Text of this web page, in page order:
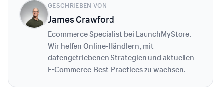
GESCHRIEBEN VON
James Crawford
Ecommerce Specialist bei LaunchMyStore.
Wir helfen Online-Händlern, mit
datengetriebenen Strategien und aktuellen
E-Commerce-Best-Practices zu wachsen.